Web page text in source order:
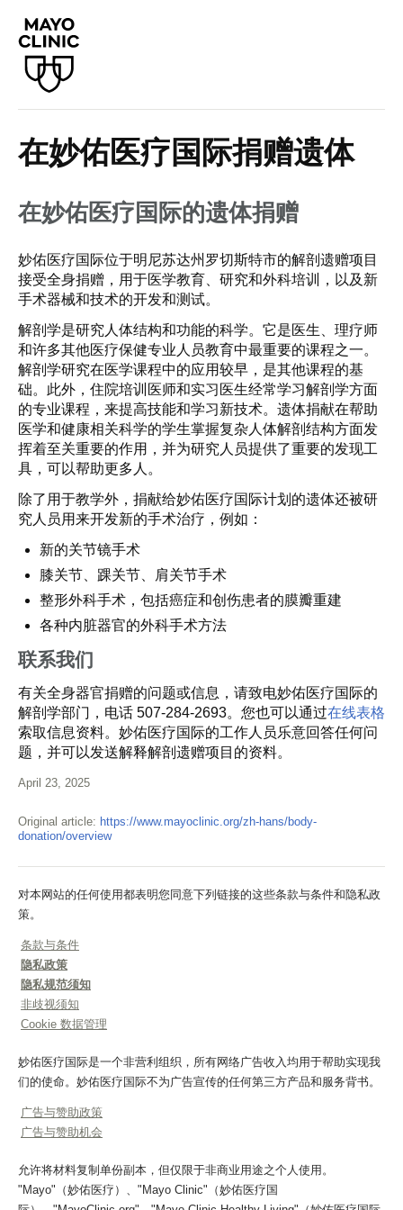
在妙佑医疗国际捐赠遗体
在妙佑医疗国际的遗体捐赠
妙佑医疗国际位于明尼苏达州罗切斯特市的解剖遗赠项目
接受全身捐赠，用于医学教育、研究和外科培训，以及新
手术器械和技术的开发和测试。
解剖学是研究人体结构和功能的科学。它是医生、理疗师
和许多其他医疗保健专业人员教育中最重要的课程之一。
解剖学研究在医学课程中的应用较早，是其他课程的基
础。此外，住院培训医师和实习医生经常学习解剖学方面
的专业课程，来提高技能和学习新技术。遗体捐献在帮助
医学和健康相关科学的学生掌握复杂人体解剖结构方面发
挥着至关重要的作用，并为研究人员提供了重要的发现工
具，可以帮助更多人。
除了用于教学外，捐献给妙佑医疗国际计划的遗体还被研
究人员用来开发新的手术治疗，例如：
新的关节镜手术
膝关节、踝关节、肩关节手术
整形外科手术，包括癌症和创伤患者的膜瓣重建
各种内脏器官的外科手术方法
联系我们
有关全身器官捐赠的问题或信息，请致电妙佑医疗国际的
解剖学部门，电话 507-284-2693。您也可以通过在线表格
索取信息资料。妙佑医疗国际的工作人员乐意回答任何问
题，并可以发送解释解剖遗赠项目的资料。
April 23, 2025
Original article: https://www.mayoclinic.org/zh-hans/body-
donation/overview
对本网站的任何使用都表明您同意下列链接的这些条款与条件和隐私政
策。
条款与条件
隐私政策
隐私规范须知
非歧视须知
Cookie 数据管理
妙佑医疗国际是一个非营利组织，所有网络广告收入均用于帮助实现我
们的使命。妙佑医疗国际不为广告宣传的任何第三方产品和服务背书。
广告与赞助政策
广告与赞助机会
允许将材料复制单份副本，但仅限于非商业用途之个人使用。
"Mayo"（妙佑医疗）、"Mayo Clinic"（妙佑医疗国